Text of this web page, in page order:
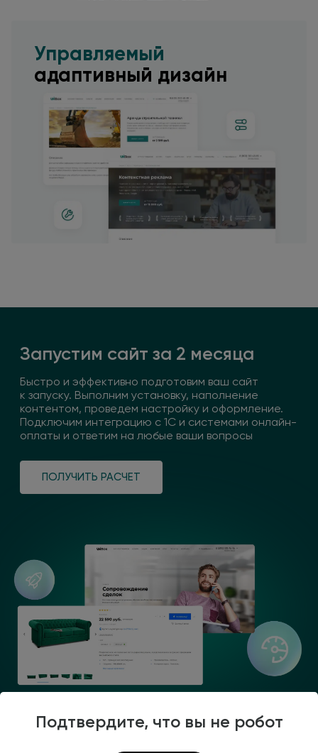
Подтвердите, что вы не робот
Управляемый
адаптивный дизайн
Запустим сайт за 2 месяца
Быстро и эффективно подготовим ваш сайт
к запуску. Выполним установку, наполнение
контентом, проведем настройку и оформление.
Подключим интеграцию с 1С и системами онлайн-
оплаты и ответим на любые ваши вопросы
ПОЛУЧИТЬ РАСЧЕТ